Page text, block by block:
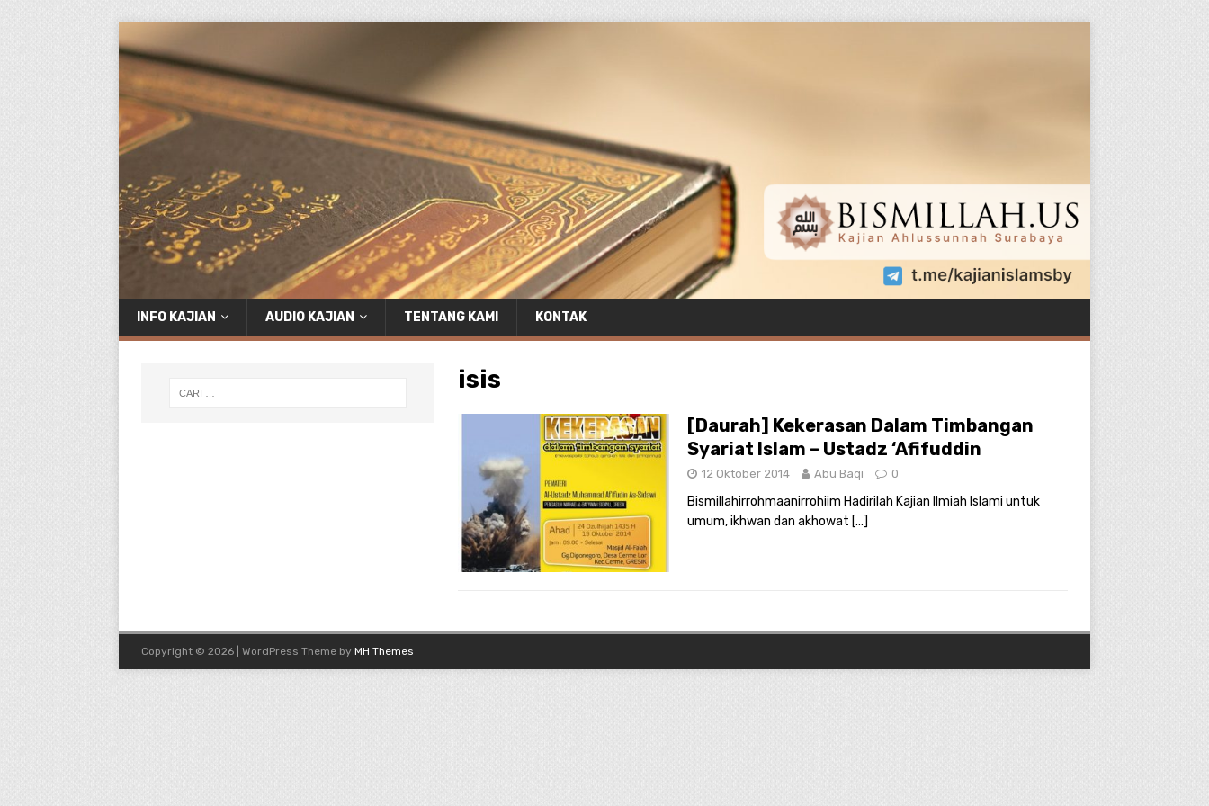
INFO KAJIAN AUDIO KAJIAN TENTANG KAMI KONTAK
isis
[Daurah] Kekerasan Dalam Timbangan
Syariat Islam – Ustadz ‘Afifuddin
12 Oktober 2014 Abu Baqi 0
Bismillahirrohmaanirrohiim Hadirilah Kajian Ilmiah Islami untuk
umum, ikhwan dan akhowat […]
Copyright © 2026 | WordPress Theme by MH Themes